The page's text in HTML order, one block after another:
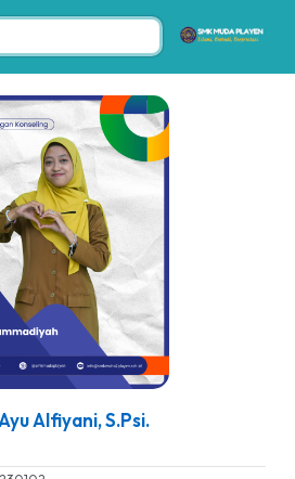
Alfiyani, S.Psi.